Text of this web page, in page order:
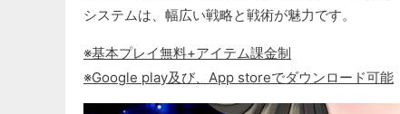
システムは、幅広い戦略と戦術が魅力です。
※基本プレイ無料+アイテム課金制
※Google play及び、App storeでダウンロード可能